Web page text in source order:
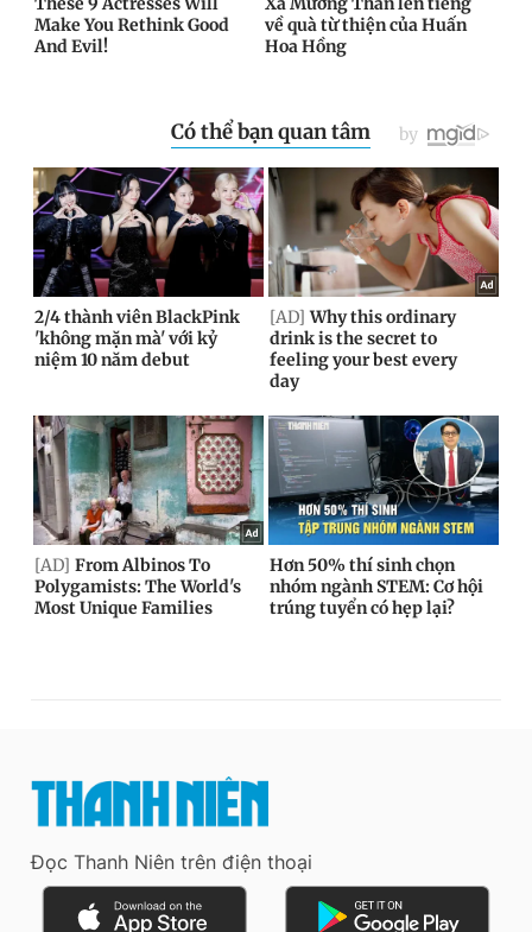
Đọc Thanh Niên trên điện thoại